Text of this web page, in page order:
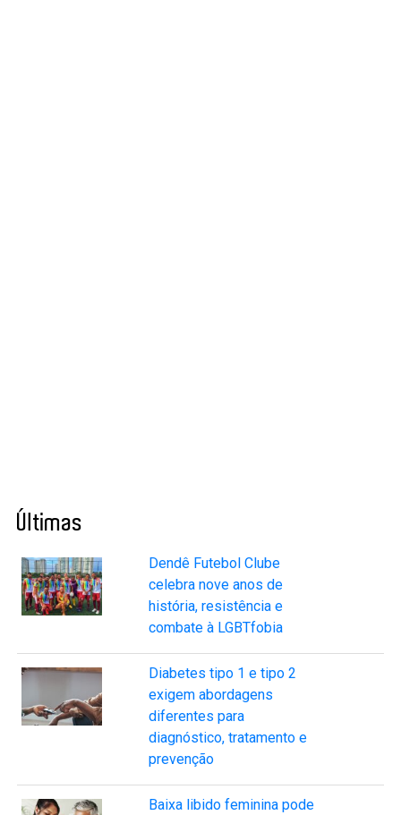
Últimas
Dendê Futebol Clube
celebra nove anos de
história, resistência e
combate à LGBTfobia
Diabetes tipo 1 e tipo 2
exigem abordagens
diferentes para
diagnóstico, tratamento e
prevenção
Baixa libido feminina pode